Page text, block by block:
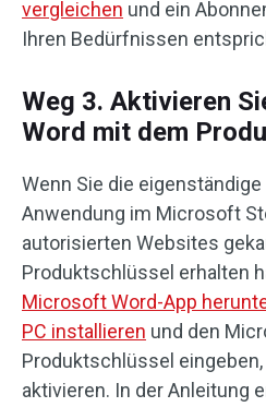
vergleichen und ein
Ihren Bedürfnissen
Weg 3. Aktivieren
Word mit dem
Wenn Sie die
Anwendung im Microsoft
autorisierten Websites
Produktschlüssel erhalten
Microsoft Word-App
PC installieren und den
Produktschlüssel
aktivieren. In der Anleitung